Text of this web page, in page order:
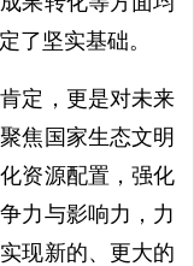
了坚实基础。
定，更是对未来
焦国家生态文明
资源配置，强化
力与影响力，力
现新的、更大的